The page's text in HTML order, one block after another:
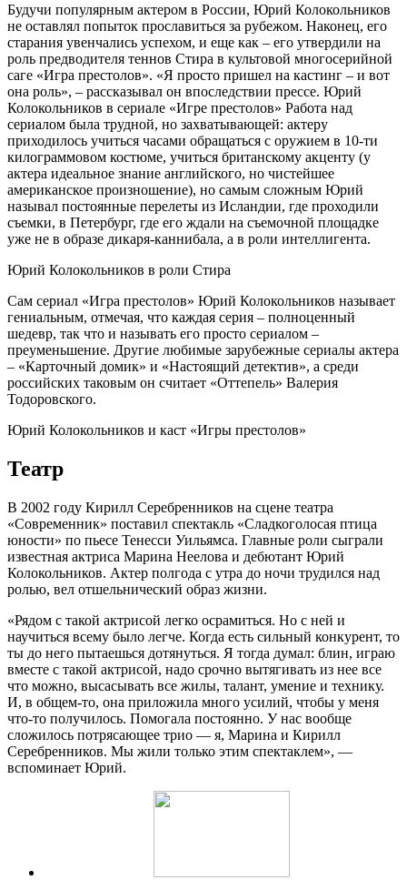
Будучи популярным актером в России, Юрий Колокольников
не оставлял попыток прославиться за рубежом. Наконец, его
старания увенчались успехом, и еще как – его утвердили на
роль предводителя теннов Стира в культовой многосерийной
саге «Игра престолов». «Я просто пришел на кастинг – и вот
она роль», – рассказывал он впоследствии прессе. Юрий
Колокольников в сериале «Игре престолов» Работа над
сериалом была трудной, но захватывающей: актеру
приходилось учиться часами обращаться с оружием в 10-ти
килограммовом костюме, учиться британскому акценту (у
актера идеальное знание английского, но чистейшее
американское произношение), но самым сложным Юрий
называл постоянные перелеты из Исландии, где проходили
съемки, в Петербург, где его ждали на съемочной площадке
уже не в образе дикаря-каннибала, а в роли интеллигента.
Юрий Колокольников в роли Стира
Сам сериал «Игра престолов» Юрий Колокольников называет
гениальным, отмечая, что каждая серия – полноценный
шедевр, так что и называть его просто сериалом –
преуменьшение. Другие любимые зарубежные сериалы актера
– «Карточный домик» и «Настоящий детектив», а среди
российских таковым он считает «Оттепель» Валерия
Тодоровского.
Юрий Колокольников и каст «Игры престолов»
Театр
В 2002 году Кирилл Серебренников на сцене театра
«Современник» поставил спектакль «Сладкоголосая птица
юности» по пьесе Тенесси Уильямса. Главные роли сыграли
известная актриса Марина Неелова и дебютант Юрий
Колокольников. Актер полгода с утра до ночи трудился над
ролью, вел отшельнический образ жизни.
«Рядом с такой актрисой легко осрамиться. Но с ней и
научиться всему было легче. Когда есть сильный конкурент, то
ты до него пытаешься дотянуться. Я тогда думал: блин, играю
вместе с такой актрисой, надо срочно вытягивать из нее все
что можно, высасывать все жилы, талант, умение и технику.
И, в общем-то, она приложила много усилий, чтобы у меня
что-то получилось. Помогала постоянно. У нас вообще
сложилось потрясающее трио — я, Марина и Кирилл
Серебренников. Мы жили только этим спектаклем», —
вспоминает Юрий.